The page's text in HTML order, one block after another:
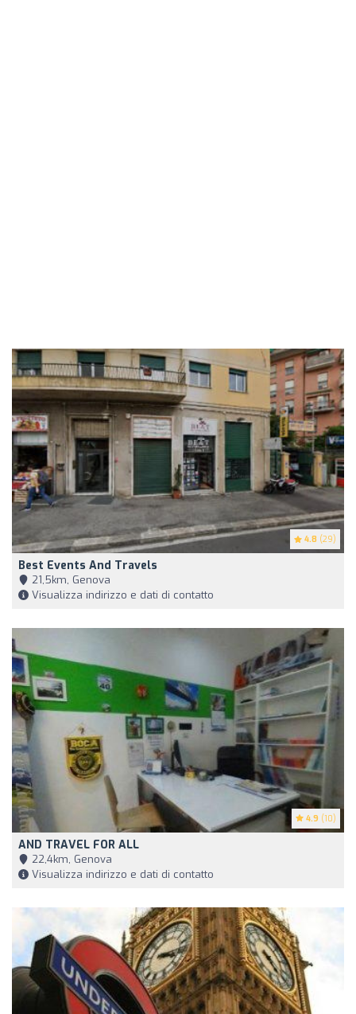
4.8 (29)
Best Events And Travels
21,5km, Genova
Visualizza indirizzo e dati di contatto
4.9 (10)
AND TRAVEL FOR ALL
22,4km, Genova
Visualizza indirizzo e dati di contatto